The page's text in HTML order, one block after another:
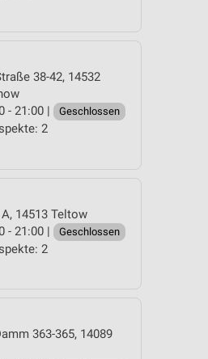
38-42, 14532
- 21:00 |
Geschlossen
2
14513 Teltow
- 21:00 |
Geschlossen
2
363-365, 14089